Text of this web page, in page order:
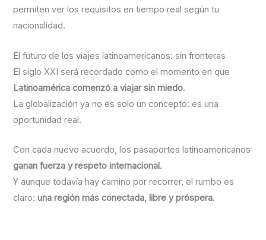
permiten ver los requisitos en tiempo real según tu
nacionalidad.
El futuro de los viajes latinoamericanos: sin fronteras
El siglo XXI será recordado como el momento en que
Latinoamérica comenzó a viajar sin miedo.
La globalización ya no es solo un concepto: es una
oportunidad real.
Con cada nuevo acuerdo, los pasaportes latinoamericanos
ganan fuerza y respeto internacional.
Y aunque todavía hay camino por recorrer, el rumbo es
claro:una región más conectada, libre y próspera.